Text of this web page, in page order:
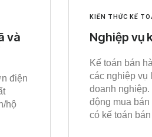
và
điện
hộ
KIẾN THỨC KẾ
Nghiệp vụ
Kế toán bán
các nghiệp vụ
doanh
động mua
có kế toán